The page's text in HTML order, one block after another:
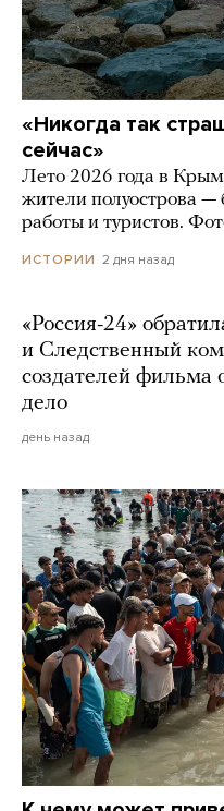
«Никогда так
сейчас»
Лето 2026 года в
жители полуострова —
работы и туристов.
ИСТОРИИ 2 дня назад
«Россия-24»
и Следственный
создателей фильма
дело
день назад